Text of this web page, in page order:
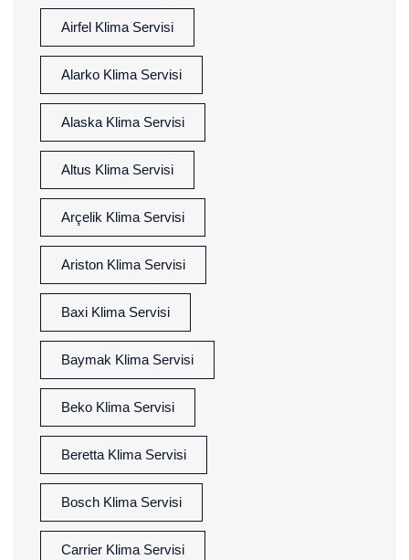
Airfel Klima Servisi
Alarko Klima Servisi
Alaska Klima Servisi
Altus Klima Servisi
Arçelik Klima Servisi
Ariston Klima Servisi
Baxi Klima Servisi
Baymak Klima Servisi
Beko Klima Servisi
Beretta Klima Servisi
Bosch Klima Servisi
Carrier Klima Servisi